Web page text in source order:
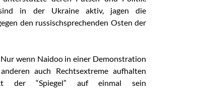
sind in der Ukraine aktiv, jagen die
den russischsprechenden Osten der
wenn Naidoo in einer Demonstration
auch Rechtsextreme aufhalten
der “Spiegel” auf einmal sein